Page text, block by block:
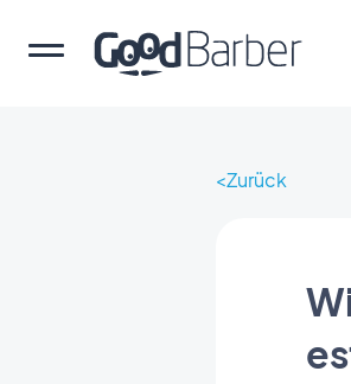
Zurück